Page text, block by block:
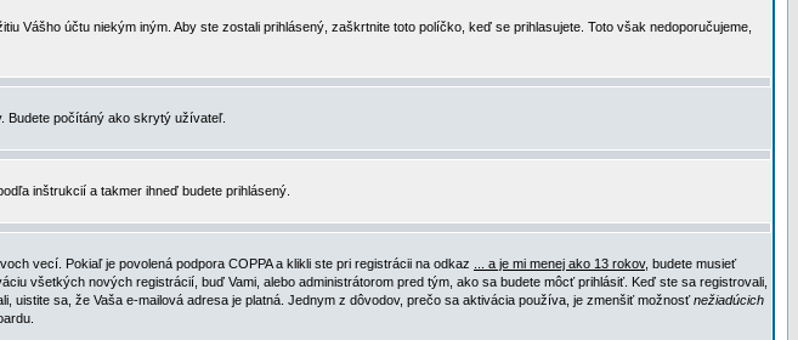
Vášho účtu niekým iným. Aby ste zostali prihlásený, zaškrtnite toto políčko, keď se prihlasujete. Toto však nedoporučujeme,
Budete počítáný ako skrytý užívateľ.
inštrukcií a takmer ihneď budete prihlásený.
vecí. Pokiaľ je povolená podpora COPPA a klikli ste pri registrácii na odkaz
... a je mi menej ako 13 rokov, budete musieť
všetkých nových registrácií, buď Vami, alebo administrátorom pred tým, ako sa budete môcť prihlásiť. Keď ste sa registrovali,
sa, že Vaša e-mailová adresa je platná. Jednym z dôvodov, prečo sa aktivácia používa, je zmenšiť možnosťnežiadúcich